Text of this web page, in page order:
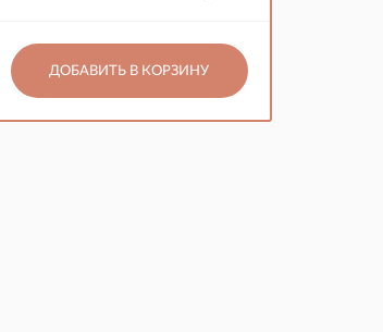
ДОБАВИТЬ В КОРЗИНУ